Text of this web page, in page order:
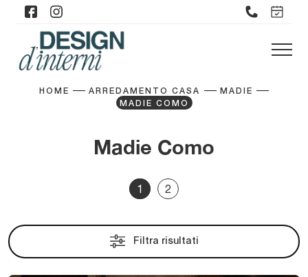
HOME ARREDAMENTO CASA
MADIE
MADIE COMO
Madie Como
1 2
Filtra risultati